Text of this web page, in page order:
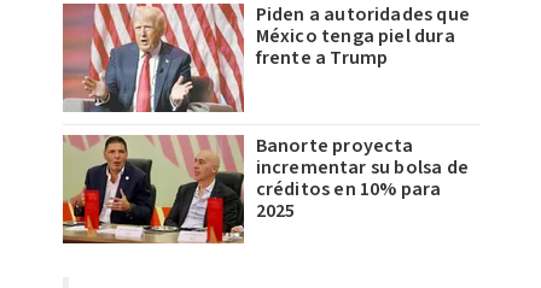
Piden a autoridades que
México tenga piel dura
frente a Trump
Banorte proyecta
incrementar su bolsa de
créditos en 10% para
2025